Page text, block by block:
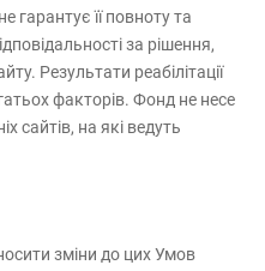
гарантує її повноту та
за рішення,
Результати реабілітації
факторів. Фонд не несе
сайтів, на які ведуть
зміни до цих Умов